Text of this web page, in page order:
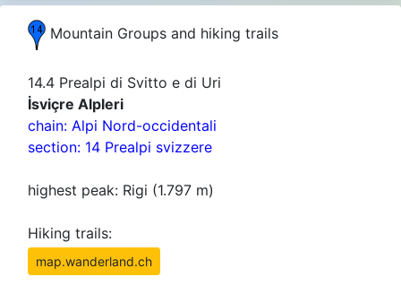
Mountain Groups and hiking trails
14.4 Prealpi di Svitto e di Uri
İsviçre Alpleri
chain: Alpi Nord-occidentali
section: 14 Prealpi svizzere
highest peak: Rigi (1.797 m)
Hiking trails:
map.wanderland.ch